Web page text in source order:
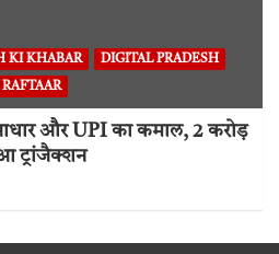
KI KHABAR DIGITAL PRADESH
RAFTAAR
और UPI का कमाल, 2 करोड़
ट्रांजैक्शन